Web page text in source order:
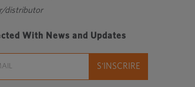
distributor
With News and Updates